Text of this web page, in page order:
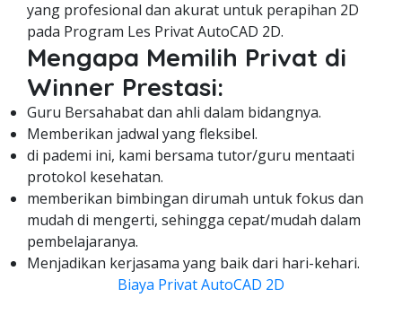
yang profesional dan akurat untuk perapihan 2D
pada Program Les Privat AutoCAD 2D.
Mengapa Memilih Privat di
Winner Prestasi:
Guru Bersahabat dan ahli dalam bidangnya.
Memberikan jadwal yang fleksibel.
di pademi ini, kami bersama tutor/guru mentaati
protokol kesehatan.
memberikan bimbingan dirumah untuk fokus dan
mudah di mengerti, sehingga cepat/mudah dalam
pembelajaranya.
Menjadikan kerjasama yang baik dari hari-kehari.
Biaya Privat AutoCAD 2D